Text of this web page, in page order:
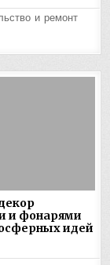
и ремонт
и фонарями
идей